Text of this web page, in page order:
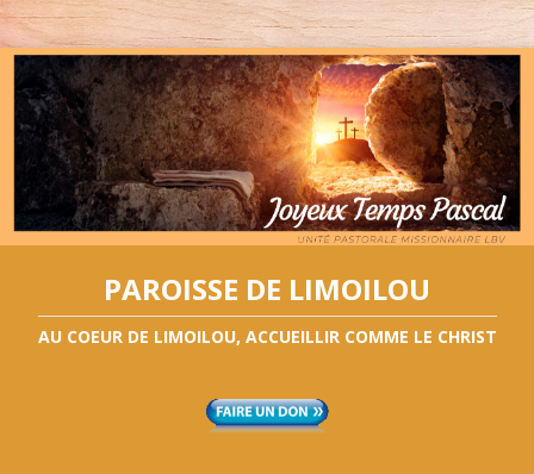
PAROISSE DE LIMOILOU
AU COEUR DE LIMOILOU, ACCUEILLIR COMME LE CHRIST